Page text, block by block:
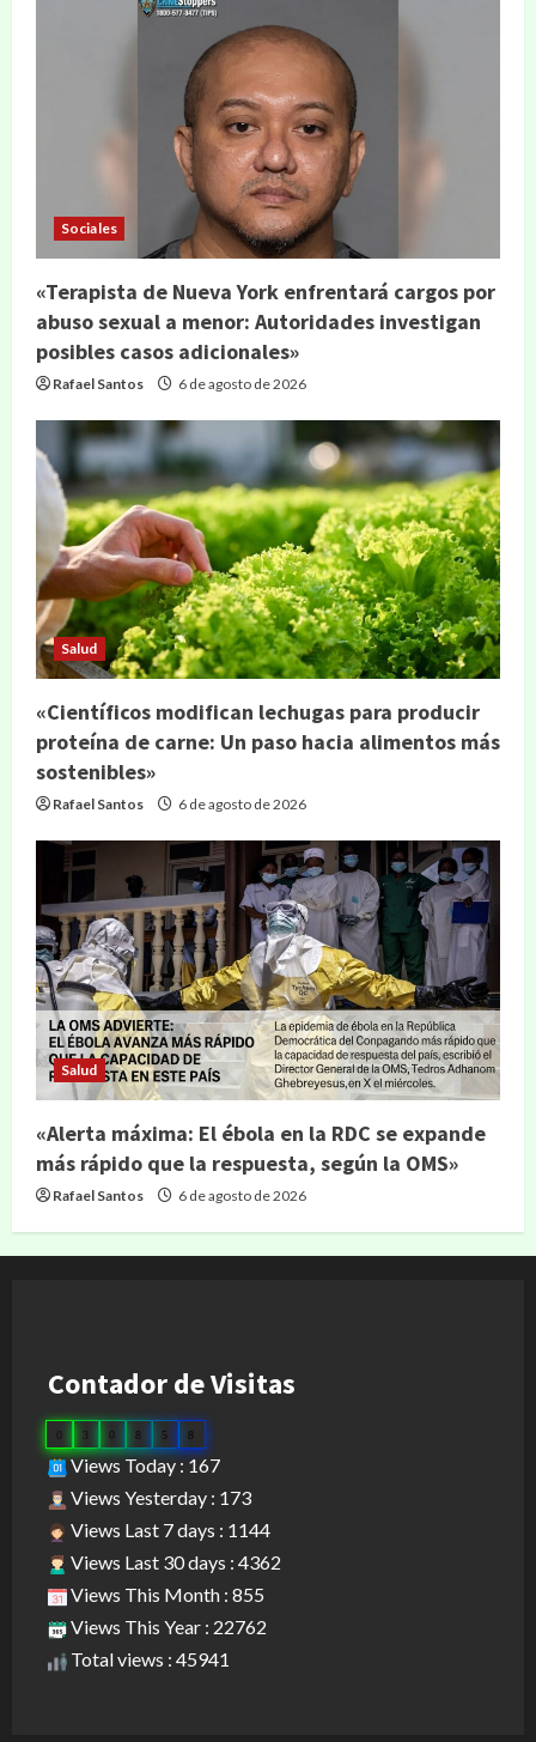
Sociales
«Terapista de Nueva York enfrentará cargos por
abuso sexual a menor: Autoridades investigan
posibles casos adicionales»
Rafael Santos 6 de agosto de 2026
Salud
«Científicos modifican lechugas para producir
proteína de carne: Un paso hacia alimentos más
sostenibles»
Rafael Santos 6 de agosto de 2026
Salud
«Alerta máxima: El ébola en la RDC se expande
más rápido que la respuesta, según la OMS»
Rafael Santos 6 de agosto de 2026
Contador de Visitas
3 0 8 5 8
Views Today : 167
Views Yesterday : 173
Views Last 7 days : 1144
Views Last 30 days : 4362
Views This Month : 855
Views This Year : 22762
Total views : 45941